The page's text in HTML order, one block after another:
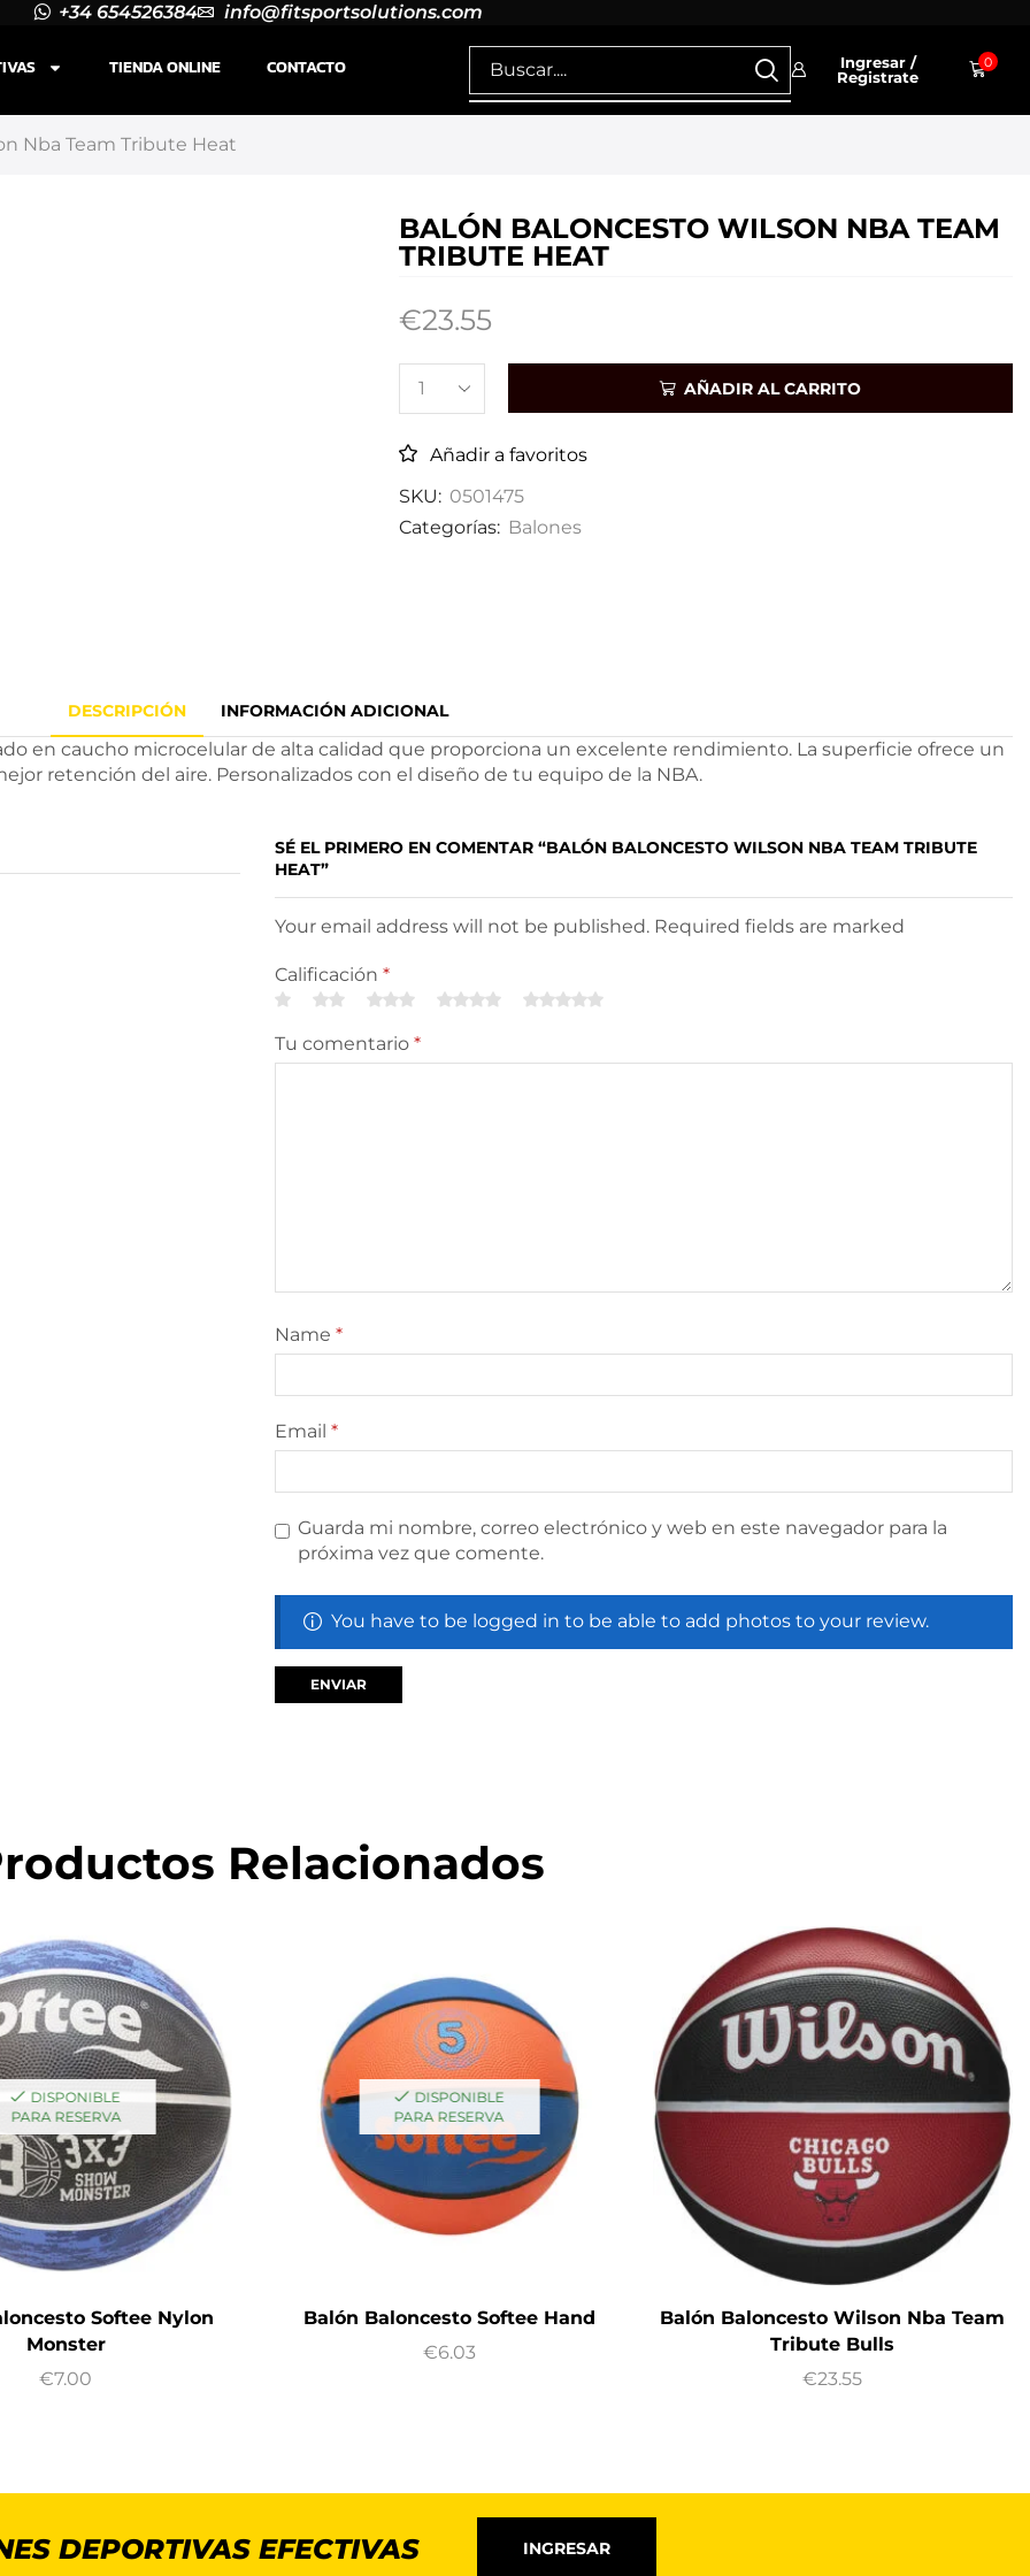
+34 654526384 info@fitsportsolutions.com
TIENDA ONLINE CONTACTO
Ingresar /
Registrate
0
Nba Team Tribute Heat
BALÓN BALONCESTO WILSON NBA TEAM
TRIBUTE HEAT
€23.55
AÑADIR AL CARRITO
Añadir a favoritos
SKU: 0501475
Categorías: Balones
DESCRIPCIÓN INFORMACIÓN ADICIONAL
en caucho microcelular de alta calidad que proporciona un excelente rendimiento. La superficie ofrece un
retención del aire. Personalizados con el diseño de tu equipo de la NBA.
SÉ EL PRIMERO EN COMENTAR “BALÓN BALONCESTO WILSON NBA TEAM TRIBUTE
HEAT”
Your email address will not be published. Required fields are marked
Calificación *
Tu comentario *
Name *
Email *
Guarda mi nombre, correo electrónico y web en este navegador para la
próxima vez que comente.
You have to be logged in to be able to add photos to your review.
Relacionados
DISPONIBLE
PARA RESERVA
Softee Nylon
Monster
€7.00
DISPONIBLE
PARA RESERVA
Balón Baloncesto Softee Hand
€6.03
Balón Baloncesto Wilson Nba Team
Tribute Bulls
€23.55
DEPORTIVAS EFECTIVAS INGRESAR